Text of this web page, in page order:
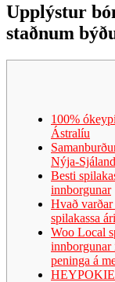
Upplýstur
staðnum
100%
Ástralíu
Nýja-
Besti
innborgunar
Hvað
spilakassa
Woo Local
innborgunar
peninga á